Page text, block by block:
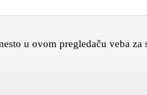
u ovom pregledaču veba za